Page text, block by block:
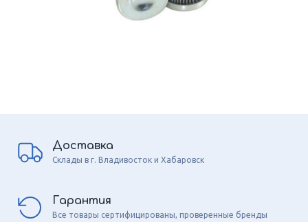
Доставка
Склады в г. Владивосток и Хабаровск
Гарантия
Все товары сертифицированы, проверенные бренды